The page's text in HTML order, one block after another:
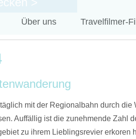
Über uns Travelfilmer-
mit der Regionalbahn durch die
Auffällig ist die zunehmende Zahl
zu ihrem Lieblingsrevier erkoren